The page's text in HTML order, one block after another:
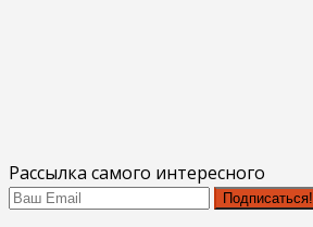
Рассылка самого интересного
Подписаться!